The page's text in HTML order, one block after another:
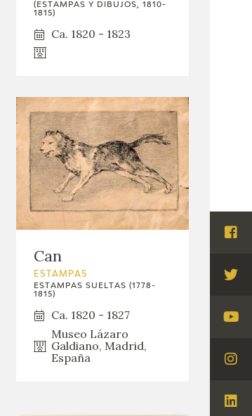
(ESTAMPAS Y DIBUJOS, 1810-
1815)
Ca. 1820 - 1823
Can
ESTAMPAS
ESTAMPAS SUELTAS (1778-
1815)
Ca. 1820 - 1827
Museo Lázaro
Galdiano, Madrid,
España